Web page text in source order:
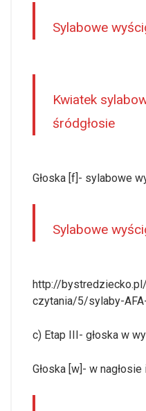
Sylabowe
Kwiatek
śródgłosie
Głoska [f]- sylabowe
Sylabowe
http://
czytania/5/sylaby-
c) Etap III- głoska w
Głoska [w]- w